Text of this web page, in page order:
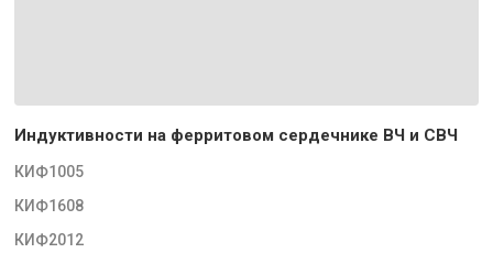
Индуктивности на ферритовом сердечнике ВЧ и СВЧ
КИФ1005
КИФ1608
КИФ2012